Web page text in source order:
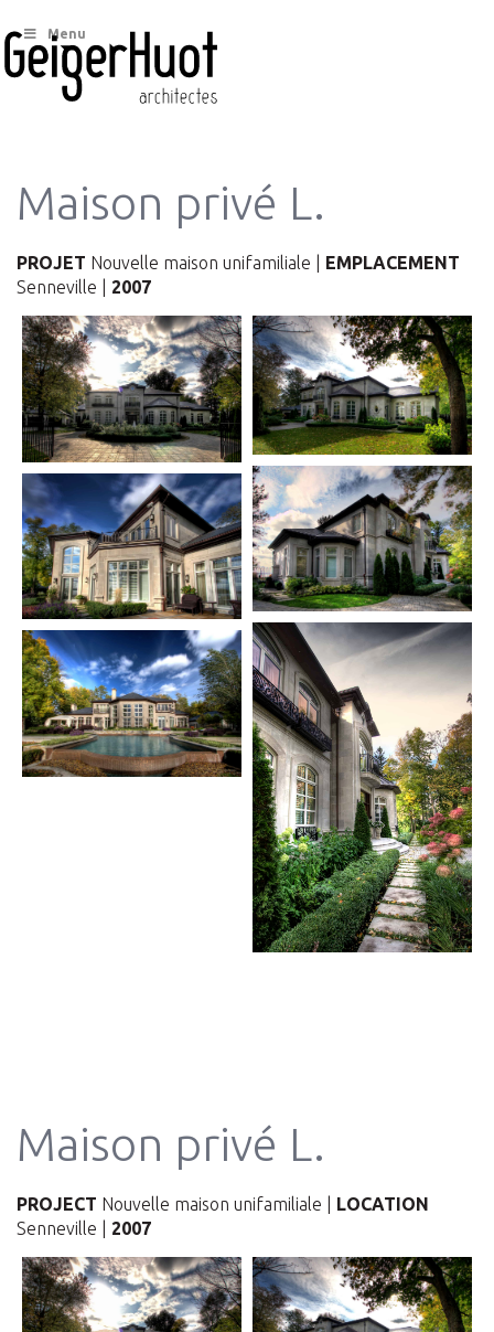
Menu
Maison privé L.
PROJET Nouvelle maison unifamiliale | EMPLACEMENT
Senneville | 2007
Maison privé L.
PROJECT Nouvelle maison unifamiliale | LOCATION
Senneville | 2007